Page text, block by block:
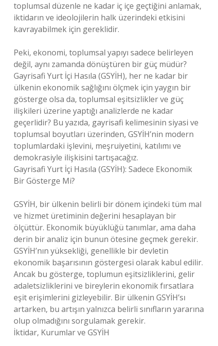
toplumsal düzenle ne kadar iç içe geçtiğini anlamak,
iktidarın ve ideolojilerin halk üzerindeki etkisini
kavrayabilmek için gereklidir.
Peki, ekonomi, toplumsal yapıyı sadece belirleyen
değil, aynı zamanda dönüştüren bir güç müdür?
Gayrisafi Yurt İçi Hasıla (GSYİH), her ne kadar bir
ülkenin ekonomik sağlığını ölçmek için yaygın bir
gösterge olsa da, toplumsal eşitsizlikler ve güç
ilişkileri üzerine yaptığı analizlerde ne kadar
geçerlidir? Bu yazıda, gayrisafi kelimesinin siyasi ve
toplumsal boyutları üzerinden, GSYİH’nin modern
toplumlardaki işlevini, meşruiyetini, katılımı ve
demokrasiyle ilişkisini tartışacağız.
Gayrisafi Yurt İçi Hasıla (GSYİH): Sadece Ekonomik
Bir Gösterge Mi?
GSYİH, bir ülkenin belirli bir dönem içindeki tüm mal
ve hizmet üretiminin değerini hesaplayan bir
ölçüttür. Ekonomik büyüklüğü tanımlar, ama daha
derin bir analiz için bunun ötesine geçmek gerekir.
GSYİH’nın yüksekliği, genellikle bir devletin
ekonomik başarısının göstergesi olarak kabul edilir.
Ancak bu gösterge, toplumun eşitsizliklerini, gelir
adaletsizliklerini ve bireylerin ekonomik fırsatlara
eşit erişimlerini gizleyebilir. Bir ülkenin GSYİH’sı
artarken, bu artışın yalnızca belirli sınıfların yararına
olup olmadığını sorgulamak gerekir.
İktidar, Kurumlar ve GSYİH